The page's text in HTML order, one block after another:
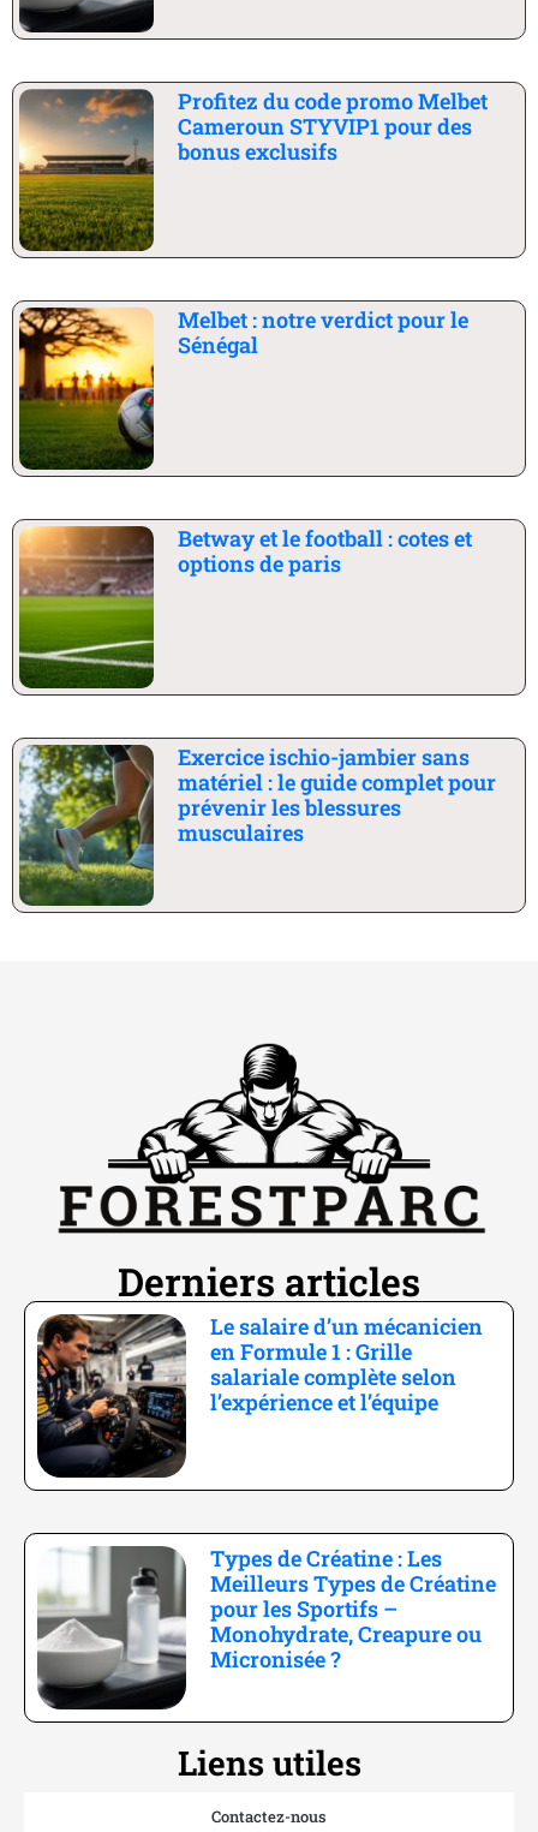
Profitez du code promo Melbet
Cameroun STYVIP1 pour des
bonus exclusifs
Melbet : notre verdict pour le
Sénégal
Betway et le football : cotes et
options de paris
Exercice ischio-jambier sans
matériel : le guide complet pour
prévenir les blessures
musculaires
Derniers articles
Le salaire d’un mécanicien
en Formule 1 : Grille
salariale complète selon
l’expérience et l’équipe
Types de Créatine : Les
Meilleurs Types de Créatine
pour les Sportifs –
Monohydrate, Creapure ou
Micronisée ?
Liens utiles
Contactez-nous